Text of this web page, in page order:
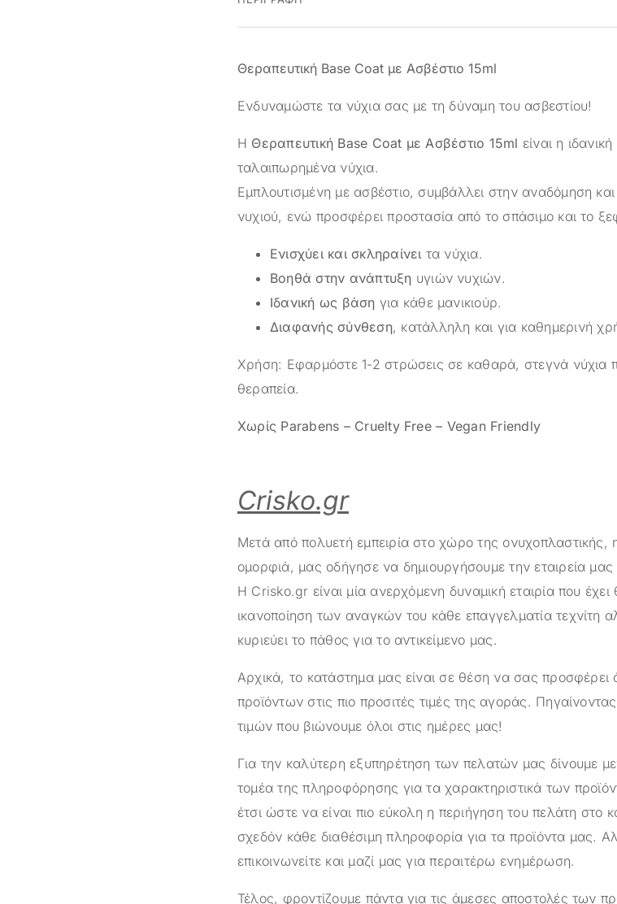
Θεραπευτική Base Coat με Ασβέστιο 15ml
Ενδυναμώστε τα νύχια σας με τη δύναμη του ασβεστίου!
Η Θεραπευτική Base Coat με Ασβέστιο 15ml είναι η
ταλαιπωρημένα νύχια.
Εμπλουτισμένη με ασβέστιο, συμβάλλει στην αναδόμηση
νυχιού, ενώ προσφέρει προστασία από το σπάσιμο και το
Ενισχύει και σκληραίνει τα νύχια.
Βοηθά στην ανάπτυξη υγιών νυχιών.
Ιδανική ως βάση για κάθε μανικιούρ.
Διαφανής σύνθεση, κατάλληλη και για καθημερινή
Χρήση: Εφαρμόστε 1-2 στρώσεις σε καθαρά, στεγνά νύχια
θεραπεία.
Χωρίς Parabens – Cruelty Free – Vegan Friendly
Crisko.gr
Μετά από πολυετή εμπειρία στο χώρο της ονυχοπλαστικής,
ομορφιά, μας οδήγησε να δημιουργήσουμε την εταιρεία μας
Η Crisko.gr είναι μία ανερχόμενη δυναμική εταιρία που
ικανοποίηση των αναγκών του κάθε επαγγελματία τεχνίτη
κυριεύει το πάθος για το αντικείμενο μας.
Αρχικά, το κατάστημα μας είναι σε θέση να σας
προϊόντων στις πιο προσιτές τιμές της αγοράς.
τιμών που βιώνουμε όλοι στις ημέρες μας!
Για την καλύτερη εξυπηρέτηση των πελατών μας δίνουμε
τομέα της πληροφόρησης για τα χαρακτηριστικά των
έτσι ώστε να είναι πιο εύκολη η περιήγηση του πελάτη στο
σχεδόν κάθε διαθέσιμη πληροφορία για τα προϊόντα μας.
επικοινωνείτε και μαζί μας για περαιτέρω ενημέρωση.
Τέλος, φροντίζουμε πάντα για τις άμεσες αποστολές των